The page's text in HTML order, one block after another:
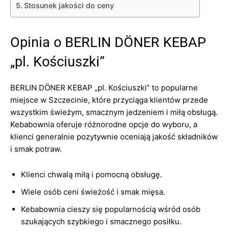
Stosunek jakości do ceny
Opinia o BERLIN DÖNER KEBAP
„pl. Kościuszki”
BERLIN DÖNER KEBAP „pl. Kościuszki” to popularne
miejsce w Szczecinie, które przyciąga klientów przede
wszystkim świeżym, smacznym jedzeniem i miłą obsługą.
Kebabownia oferuje różnorodne opcje do wyboru, a
klienci generalnie pozytywnie oceniają jakość składników
i smak potraw.
Klienci chwalą miłą i pomocną obsługę.
Wiele osób ceni świeżość i smak mięsa.
Kebabownia cieszy się popularnością wśród osób
szukających szybkiego i smacznego posiłku.